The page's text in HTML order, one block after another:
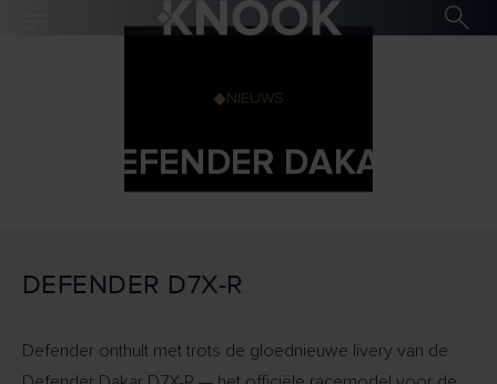
NIEUWS
DEFENDER DAKAR
DEFENDER D7X-R
Defender onthult met trots de gloednieuwe livery van de